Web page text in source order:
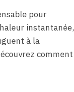
pour
instantanée,
à la
comment